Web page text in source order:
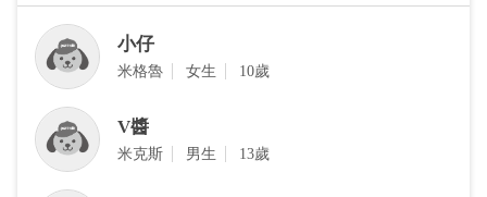
小仔
米格魯 女生 10歲
V醬
米克斯 男生 13歲